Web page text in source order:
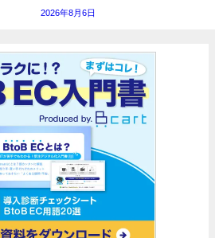
2026年8月6日